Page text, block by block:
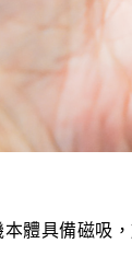
體具備磁吸